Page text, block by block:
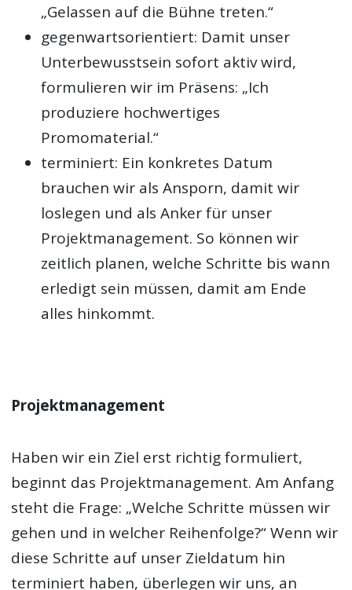
„Gelassen auf die Bühne treten.“
gegenwartsorientiert: Damit unser
Unterbewusstsein sofort aktiv wird,
formulieren wir im Präsens: „Ich
produziere hochwertiges
Promomaterial.“
terminiert: Ein konkretes Datum
brauchen wir als Ansporn, damit wir
loslegen und als Anker für unser
Projektmanagement. So können wir
zeitlich planen, welche Schritte bis wann
erledigt sein müssen, damit am Ende
alles hinkommt.
Projektmanagement
Haben wir ein Ziel erst richtig formuliert,
beginnt das Projektmanagement. Am Anfang
steht die Frage: „Welche Schritte müssen wir
gehen und in welcher Reihenfolge?“ Wenn wir
diese Schritte auf unser Zieldatum hin
terminiert haben, überlegen wir uns, an